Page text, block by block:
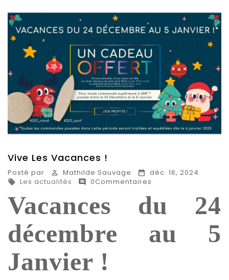
Vive Les Vacances !
Posté par  Mathilde Sauvage  déc. 16, 2024
 Les actualités  0Commentaires
Vacances du 24
décembre au 5
Janvier !